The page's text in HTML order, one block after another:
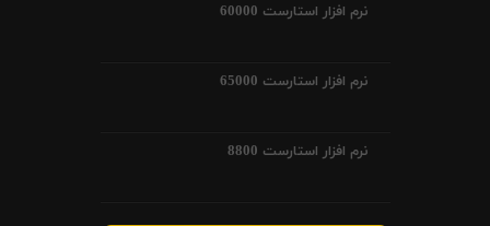
نرم افزار استارست 60000
نرم افزار استارست 65000
نرم افزار استارست 8800